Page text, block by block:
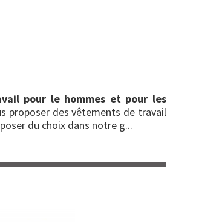
pour le hommes et pour les
proposer des vêtements de travail
du choix dans notre g...